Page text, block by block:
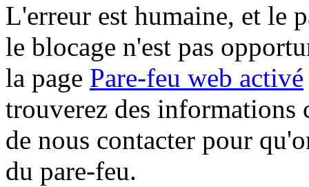
L'erreur est humaine, et le
le blocage n'est pas
la page Pare-feu web activé
trouverez des informations
de nous contacter pour
du pare-feu.